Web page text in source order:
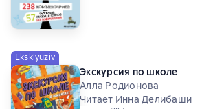
Eksklyuziv
Экскурсия по школе
Алла Родионова
Читает Инна Делибаши